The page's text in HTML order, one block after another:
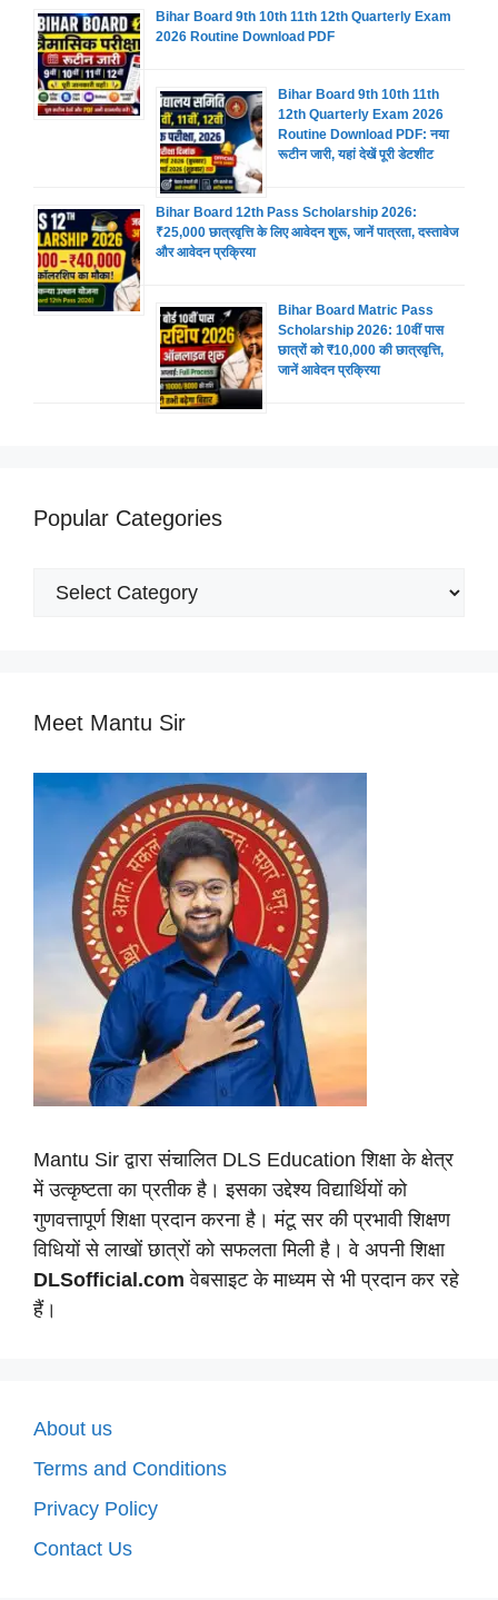
Bihar Board 9th 10th 11th 12th Quarterly Exam
2026 Routine Download PDF
Bihar Board 9th 10th 11th
12th Quarterly Exam 2026
Routine Download PDF: नया
रूटीन जारी, यहां देखें पूरी डेटशीट
Bihar Board 12th Pass Scholarship 2026:
₹25,000 छात्रवृत्ति के लिए आवेदन शुरू, जानें पात्रता, दस्तावेज
और आवेदन प्रक्रिया
Bihar Board Matric Pass
Scholarship 2026: 10वीं पास
छात्रों को ₹10,000 की छात्रवृत्ति,
जानें आवेदन प्रक्रिया
Popular Categories
Popular
Meet Mantu Sir
Mantu Sir द्वारा संचालित DLS Education शिक्षा के क्षेत्र
में उत्कृष्टता का प्रतीक है। इसका उद्देश्य विद्यार्थियों को
गुणवत्तापूर्ण शिक्षा प्रदान करना है। मंटू सर की प्रभावी शिक्षण
विधियों से लाखों छात्रों को सफलता मिली है। वे अपनी शिक्षा
DLSofficial.com वेबसाइट के माध्यम से भी प्रदान कर रहे
हैं।
About us
Terms and Conditions
Privacy Policy
Contact Us